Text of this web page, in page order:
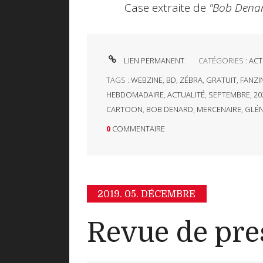
Case extraite de "Bob
LIEN PERMANENT CATÉGORIES :
TAGS : WEBZINE, BD, ZÉBRA, GRATUIT,
HEBDOMADAIRE, ACTUALITÉ, SEPTEMBRE,
CARTOON, BOB DENARD, MERCENAIRE,
0 COMMENTAIRE
2019. 05. DÉCEMBRE
Revue de